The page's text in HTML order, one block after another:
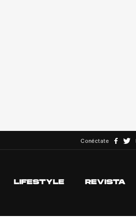
Conéctate
LIFESTYLE REVISTA